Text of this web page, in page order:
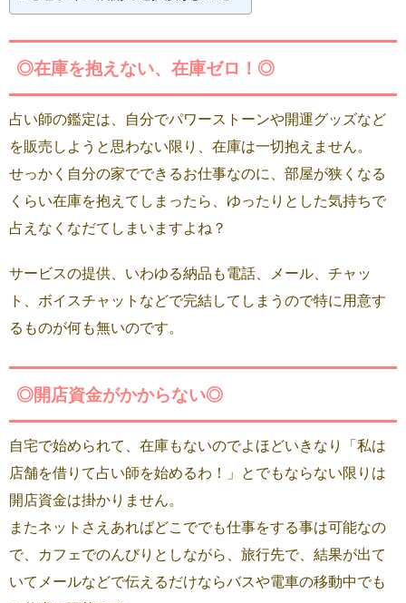
◎在庫を抱えない、在庫ゼロ！◎
占い師の鑑定は、自分でパワーストーンや開運グッズなど
を販売しようと思わない限り、在庫は一切抱えません。
せっかく自分の家でできるお仕事なのに、部屋が狭くなる
くらい在庫を抱えてしまったら、ゆったりとした気持ちで
占えなくなだてしまいますよね？
サービスの提供、いわゆる納品も電話、メール、チャッ
ト、ボイスチャットなどで完結してしまうので特に用意す
るものが何も無いのです。
◎開店資金がかからない◎
自宅で始められて、在庫もないのでよほどいきなり「私は
店舗を借りて占い師を始めるわ！」とでもならない限りは
開店資金は掛かりません。
またネットさえあればどこででも仕事をする事は可能なの
で、カフェでのんびりとしながら、旅行先で、結果が出て
いてメールなどで伝えるだけならバスや電車の移動中でも